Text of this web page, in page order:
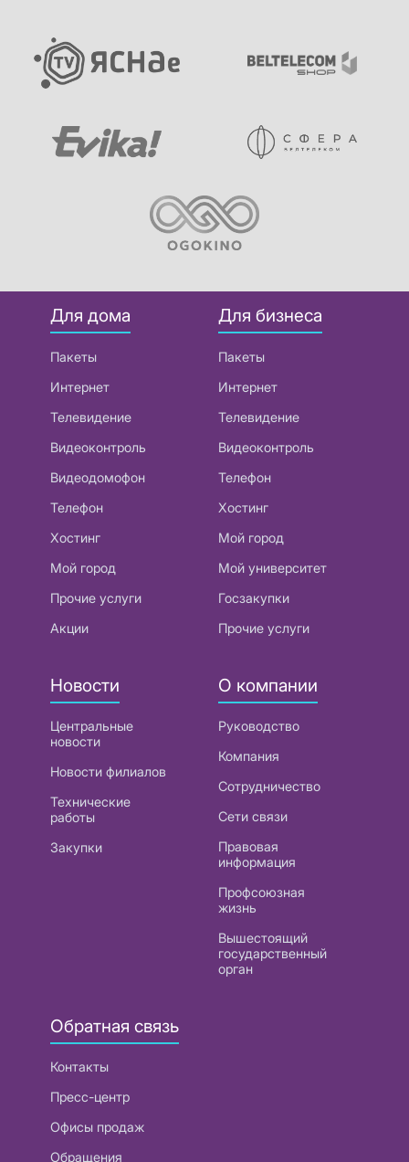
Для дома
Пакеты
Интернет
Телевидение
Видеоконтроль
Видеодомофон
Телефон
Хостинг
Мой город
Прочие услуги
Акции
Для бизнеса
Пакеты
Интернет
Телевидение
Видеоконтроль
Телефон
Хостинг
Мой город
Мой университет
Госзакупки
Прочие услуги
Новости
Центральные
новости
Новости филиалов
Технические
работы
Закупки
О компании
Руководство
Компания
Сотрудничество
Сети связи
Правовая
информация
Профсоюзная
жизнь
Вышестоящий
государственный
орган
Обратная связь
Контакты
Пресс-центр
Офисы продаж
Обращения